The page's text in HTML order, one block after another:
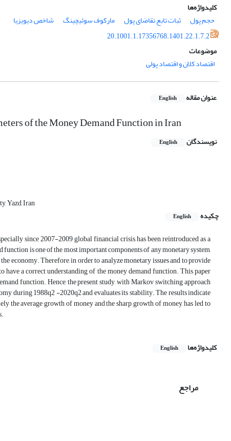
کلیدواژه‌ها
حجم پول
ثبات تابع تقاضای پول مارکوف سوئیچینگ
شاخص دیویزیا
20.1001.1.17356768.1401.22.1.7.2
موضوعات
اقتصاد کلان و اقتصاد پولی
عنوان مقاله English
of the Money Demand Function in Iran
نویسندگان English
Yazd, Iran
چکیده
English
since 2007-2009 global financial crisis, has been reintroduced as a
is one of the most important components of any monetary system,
economy. Therefore, in order to analyze monetary issues and to provide
a correct understanding of the money demand function. This paper
function. Hence, the present study, with Markov switching approach
during 1988q2 -2020q2 and evaluates its stability. The results indicate
the average growth of money and the sharp growth of money, has led to
کلیدواژه‌ها English
مراجع